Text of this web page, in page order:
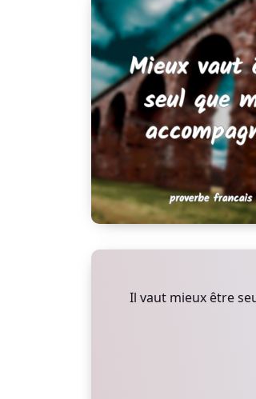
Il vaut mieux être